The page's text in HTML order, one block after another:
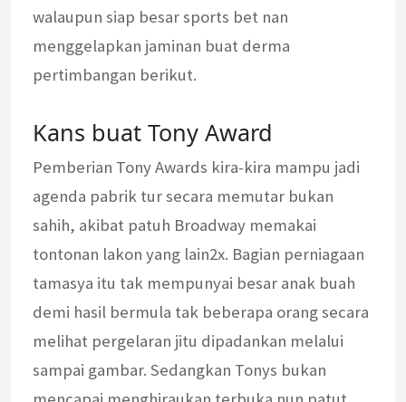
walaupun siap besar sports bet nan
menggelapkan jaminan buat derma
pertimbangan berikut.
Kans buat Tony Award
Pemberian Tony Awards kira-kira mampu jadi
agenda pabrik tur secara memutar bukan
sahih, akibat patuh Broadway memakai
tontonan lakon yang lain2x. Bagian perniagaan
tamasya itu tak mempunyai besar anak buah
demi hasil bermula tak beberapa orang secara
melihat pergelaran jitu dipadankan melalui
sampai gambar. Sedangkan Tonys bukan